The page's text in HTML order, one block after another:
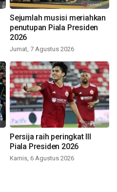
Sejumlah musisi meriahkan
penutupan Piala Presiden
2026
Jumat, 7 Agustus 2026
Persija raih peringkat III
Piala Presiden 2026
Kamis, 6 Agustus 2026